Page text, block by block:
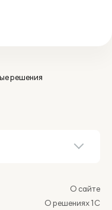
решения
О сайте
О решениях 1С